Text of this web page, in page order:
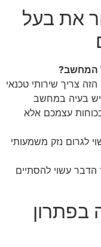
את בעל
המחשב?
צריך שירותי טכנאי
יש בעיה במחשב
עצמכם אלא
לגרום נזק משמעותי
עשוי להסתיים
בפתרון